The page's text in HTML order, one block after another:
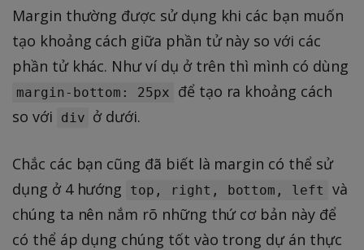
Margin thường được sử dụng khi các bạn muốn
tạo khoảng cách giữa phần tử này so với các
phần tử khác. Như ví dụ ở trên thì mình có dùng
margin-bottom: 25px
để tạo ra khoảng cách
so với
div ở dưới.
Chắc các bạn cũng đã biết là margin có thể sử
dụng ở 4 hướng
top, right, bottom, left
và
chúng ta nên nắm rõ những thứ cơ bản này để
có thể áp dụng chúng tốt vào trong dự án thực